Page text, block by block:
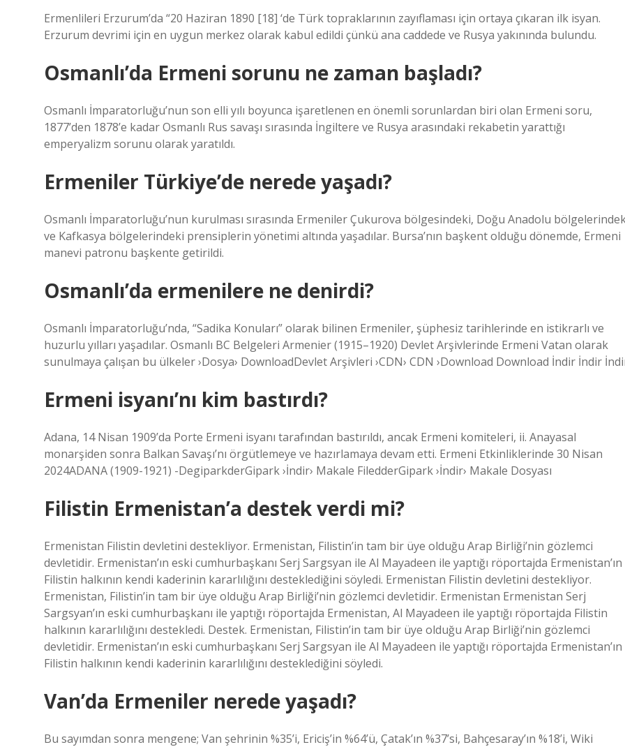
Ermenlileri Erzurum’da “20 Haziran 1890 [18] ‘de Türk topraklarının zayıflaması için ortaya çıkaran ilk isyan.
Erzurum devrimi için en uygun merkez olarak kabul edildi çünkü ana caddede ve Rusya yakınında bulundu.
Osmanlı’da Ermeni sorunu ne zaman başladı?
Osmanlı İmparatorluğu’nun son elli yılı boyunca işaretlenen en önemli sorunlardan biri olan Ermeni soru,
1877’den 1878’e kadar Osmanlı Rus savaşı sırasında İngiltere ve Rusya arasındaki rekabetin yarattığı
emperyalizm sorunu olarak yaratıldı.
Ermeniler Türkiye’de nerede yaşadı?
Osmanlı İmparatorluğu’nun kurulması sırasında Ermeniler Çukurova bölgesindeki, Doğu Anadolu
ve Kafkasya bölgelerindeki prensiplerin yönetimi altında yaşadılar. Bursa’nın başkent olduğu dönemde, Ermeni
manevi patronu başkente getirildi.
Osmanlı’da ermenilere ne denirdi?
Osmanlı İmparatorluğu’nda, “Sadika Konuları” olarak bilinen Ermeniler, şüphesiz tarihlerinde en istikrarlı ve
huzurlu yılları yaşadılar. Osmanlı BC Belgeleri Armenier (1915–1920) Devlet Arşivlerinde Ermeni Vatan olarak
sunulmaya çalışan bu ülkeler ›Dosya› DownloadDevlet Arşivleri ›CDN› CDN ›Download Download İndir İndir
Ermeni isyanı’nı kim bastırdı?
Adana, 14 Nisan 1909’da Porte Ermeni isyanı tarafından bastırıldı, ancak Ermeni komiteleri, ii. Anayasal
monarşiden sonra Balkan Savaşı’nı örgütlemeye ve hazırlamaya devam etti. Ermeni Etkinliklerinde 30 Nisan
2024ADANA (1909-1921) -DegiparkderGipark ›İndir› Makale FiledderGipark ›İndir› Makale Dosyası
Filistin Ermenistan’a destek verdi mi?
Ermenistan Filistin devletini destekliyor. Ermenistan, Filistin’in tam bir üye olduğu Arap Birliği’nin gözlemci
devletidir. Ermenistan’ın eski cumhurbaşkanı Serj Sargsyan ile Al Mayadeen ile yaptığı röportajda Ermenistan’ın
Filistin halkının kendi kaderinin kararlılığını desteklediğini söyledi. Ermenistan Filistin devletini destekliyor.
Ermenistan, Filistin’in tam bir üye olduğu Arap Birliği’nin gözlemci devletidir. Ermenistan Ermenistan Serj
Sargsyan’ın eski cumhurbaşkanı ile yaptığı röportajda Ermenistan, Al Mayadeen ile yaptığı röportajda Filistin
halkının kararlılığını destekledi. Destek. Ermenistan, Filistin’in tam bir üye olduğu Arap Birliği’nin gözlemci
devletidir. Ermenistan’ın eski cumhurbaşkanı Serj Sargsyan ile Al Mayadeen ile yaptığı röportajda Ermenistan’ın
Filistin halkının kendi kaderinin kararlılığını desteklediğini söyledi.
Van’da Ermeniler nerede yaşadı?
Bu sayımdan sonra mengene; Van şehrinin %35’i, Ericiş’in %64’ü, Çatak’ın %37’si, Bahçesaray’ın %18’i, Wiki